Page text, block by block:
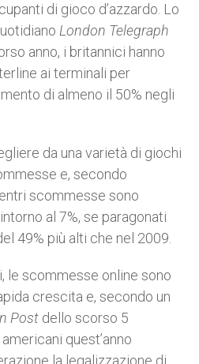
di gioco d’azzardo. Lo
London Telegraph
anno, i britannici hanno
ai terminali per
di almeno il 50% negli
da una varietà di giochi
e, secondo
scommesse sono
al 7%, se paragonati
49% più alti che nel 2009.
le scommesse online sono
crescita e, secondo un
Post dello scorso 5
quest’anno
la legalizzazione di